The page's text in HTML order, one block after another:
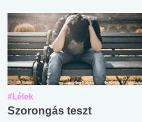
#Lélek
Szorongás teszt